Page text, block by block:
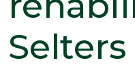
Selters